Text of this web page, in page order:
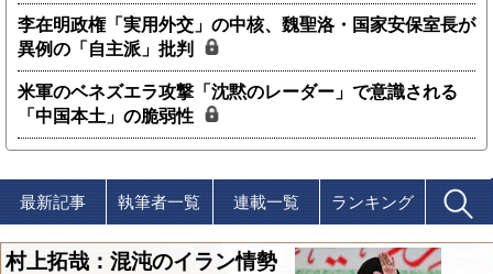
李在明政権「実用外交」の中核、魏聖洛・国家安保室長が
異例の「自主派」批判
米軍のベネズエラ攻撃「沈黙のレーダー」で意識される
「中国本土」の脆弱性
最新記事 執筆者一覧 連載一覧 ランキング
村上拓哉：混沌のイラン情勢